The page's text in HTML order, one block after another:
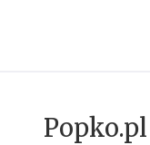
Popko.pl